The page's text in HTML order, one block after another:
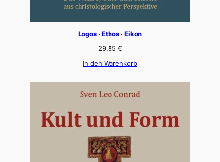
Logos · Ethos · Eikon
29,85 €
In den Warenkorb